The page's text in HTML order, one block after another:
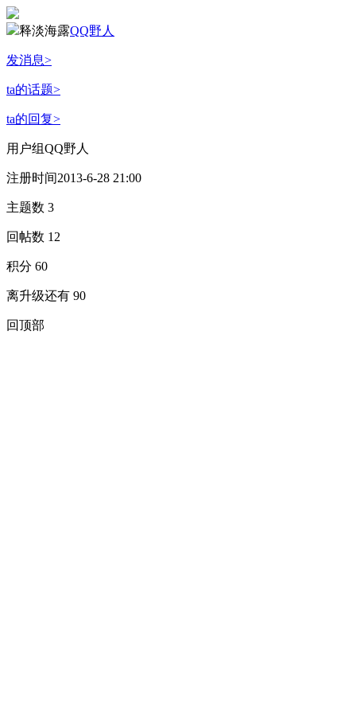
释淡海露QQ野人
发消息>
ta的话题>
ta的回复>
用户组QQ野人
注册时间2013-6-28 21:00
主题数 3
回帖数 12
积分 60
离升级还有 90
回顶部